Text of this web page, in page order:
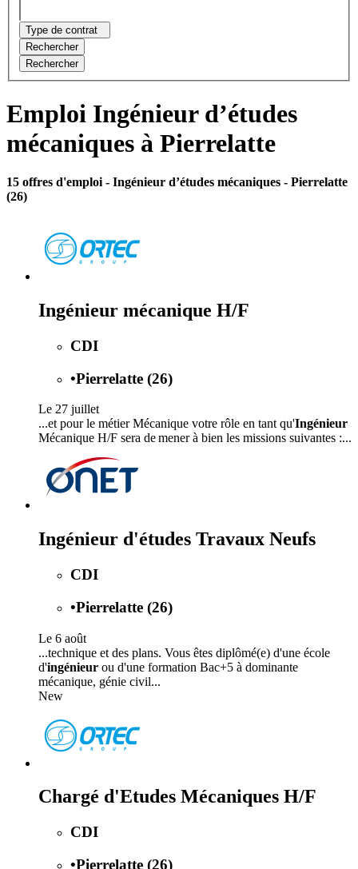
Type de contrat
Rechercher
Rechercher
Emploi Ingénieur d’études
mécaniques à Pierrelatte
15 offres d'emploi - Ingénieur d’études mécaniques - Pierrelatte
(26)
Ingénieur mécanique H/F
CDI
•Pierrelatte (26)
Le 27 juillet
...et pour le métier Mécanique votre rôle en tant qu'Ingénieur
Mécanique H/F sera de mener à bien les missions suivantes :...
Ingénieur d'études Travaux Neufs
CDI
•Pierrelatte (26)
Le 6 août
...technique et des plans. Vous êtes diplômé(e) d'une école
d'ingénieur ou d'une formation Bac+5 à dominante
mécanique, génie civil...
New
Chargé d'Etudes Mécaniques H/F
CDI
•Pierrelatte (26)